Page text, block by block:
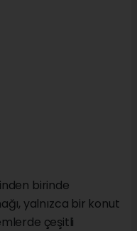
birinde
yalnızca bir konut
çeşitli